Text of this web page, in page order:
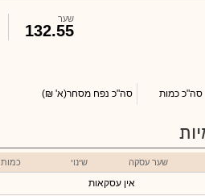
שער
132.55
סה"כ כמות סה"כ נפח מסחר(א' ₪)
שער עסקה שינוי כמות
אין עסקאות